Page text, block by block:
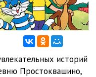
07:20
08:21
историй
Простоквашино,